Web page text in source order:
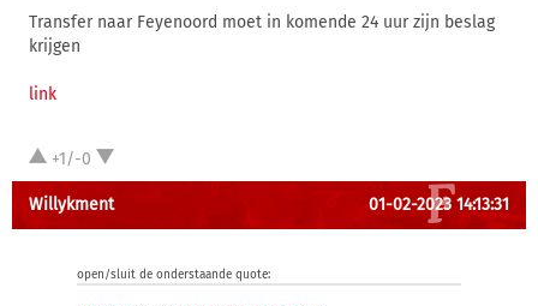
Transfer naar Feyenoord moet in komende 24 uur zijn beslag
krijgen
link
+1/-0
Willykment 01-02-2023 14:13:31
open/sluit de onderstaande quote: